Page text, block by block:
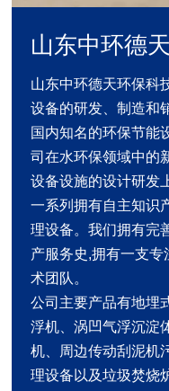
山东中环德
山东中环德天环保科
设备的研发、制造和
国内知名的环保节能
司在水环保领域中的
设备设施的设计研发
一系列拥有自主知识
理设备。我们拥有完
产服务史,拥有一支
术团队。
公司主要产品有地埋
浮机、涡凹气浮沉淀
机、周边传动刮泥机
理设备以及垃圾焚烧